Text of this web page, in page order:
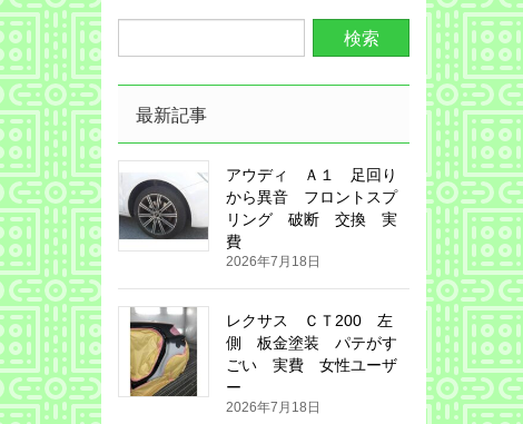
最新記事
アウディ Ａ１ 足回り
から異音 フロントスプ
リング 破断 交換 実
費
2026年7月18日
レクサス ＣＴ200 左
側 板金塗装 パテがす
ごい 実費 女性ユーザ
ー
2026年7月18日